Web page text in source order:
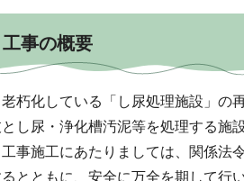
事の概要
朽化している「し尿処理施設」の
し尿・浄化槽汚泥等を処理する施
事施工にあたりましては、関係法
とともに、安全に万全を期して行い